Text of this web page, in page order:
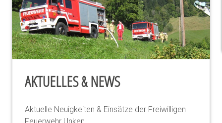
AKTUELLES & NEWS
Aktuelle Neuigkeiten & Einsätze der Freiwilligen